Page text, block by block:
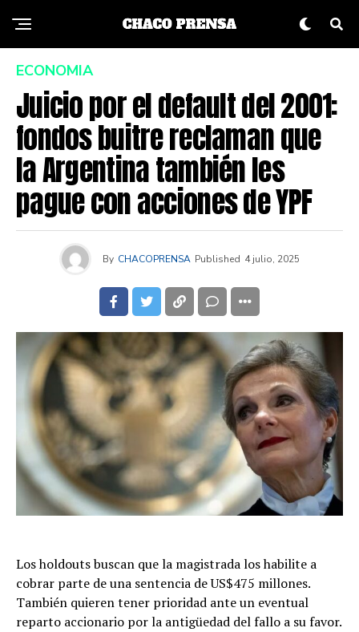
ECONOMIA
Juicio por el default del 2001:
fondos buitre reclaman que
la Argentina también les
pague con acciones de YPF
By CHACOPRENSA Published 4 julio, 2025
Los holdouts buscan que la magistrada los habilite a
cobrar parte de una sentencia de US$475 millones.
También quieren tener prioridad ante un eventual
reparto accionario por la antigüedad del fallo a su favor.